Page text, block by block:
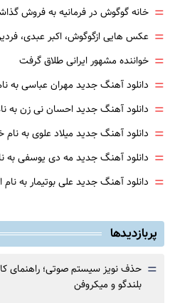
= خانه گوگوش در فرمانیه به فروش
= عکس هایی ازگوگوش، اکبر عبدی،
= خواننده مشهور ایرانی طلاق گرفت
= دانلود آهنگ جدید مهران عباسی به
= دانلود آهنگ جدید احسان نی زن به
= دانلود آهنگ جدید میلاد علوی به
= دانلود آهنگ جدید مه دی یوسفی به
= دانلود آهنگ جدید علی بوتیمار به
پربازدیدها
= حذف نویز سیستم صوتی؛ راهنمای
بلندگو و میکروفن